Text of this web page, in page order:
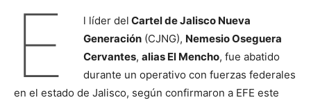
E l líder del Cartel de Jalisco Nueva
Generación(CJNG), Nemesio Oseguera
Cervantes, alias El Mencho, fue abatido
durante un operativo con fuerzas federales
en el estado de Jalisco, según confirmaron a EFE este